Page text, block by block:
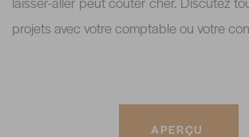
projets avec votre comptable ou votre
APERÇU